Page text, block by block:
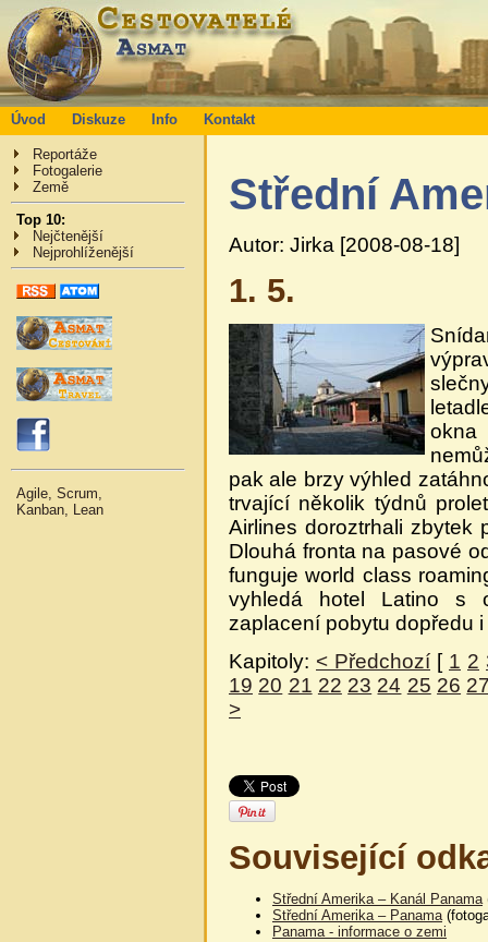
Úvod Diskuze Info Kontakt
Reportáže
Fotogalerie
Země
Top 10:
Nejčtenější
Nejprohlíženější
Agile, Scrum,
Kanban, Lean
Střední
Autor: Jirka [2008-08-18]
1. 5.
pak ale brzy výhled
trvající několik týdnů
Airlines doroztrhali zbytek
Dlouhá fronta na pasové
funguje world class
vyhledá hotel Latino s
zaplacení pobytu dopředu
Kapitoly: < Předchozí [ 1 2
19 20 21 22 23 24 25 26
>
Související
Střední Amerika – Kanál Panama
Střední Amerika – Panama
Panama - informace o zemi